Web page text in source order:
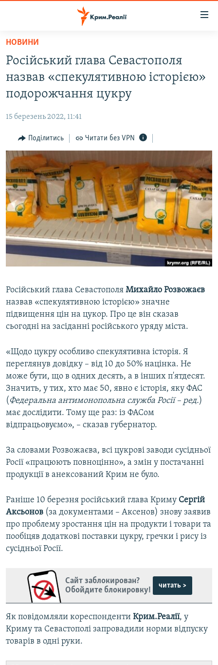
Перейти
основного
матеріалу
до
основної
навігації
Перейти
до
пошуку
БЛОГИ
ПОГЛЯД
ІНТЕРВ'Ю
ВСЕ ЗА ДЕНЬ
СПЕЦПРОЕКТИ
ДЕПОРТАЦІЯ
ВІДЕОУРОКИ «ELIFBE»
СВІДЧЕННЯ ОКУПАЦІЇ
УКРАЇНСЬКА ПРОБЛЕМА КРИМУ
ЯК ОБІЙТИ БЛОКУВАННЯ
Русский
Qırımtatar
Усі сайти RFE/RL
НОВИНИ
Російський глава Севастополя
назвав «спекулятивною історією»
подорожчання цукру
15 березень 2022, 11:41
Поділитись Читати без VPN
Російський глава Севастополя Михайло Розвожаєв
назвав «спекулятивною історією» значне
підвищення цін на цукор. Про це він сказав
сьогодні на засіданні російського уряду міста.
«Щодо цукру особливо спекулятивна історія. Я
переглянув довідку – від 10 до 50% націнка. Не
може бути, що в одних десять, а в інших п'ятдесят.
Значить, у тих, хто має 50, явно є історія, яку ФАС
( Федеральна антимонопольна служба Росії – ред.)
має дослідити. Тому ще раз: із ФАСом
відпрацьовуємо», – сказав губернатор.
За словами Розвожаєва, всі цукрові заводи сусідньої
Росії «працюють повноцінно», а змін у постачанні
продукції в анексований Крим не було.
Раніше 10 березня російський глава Криму Сергій
Аксьонов (за документами – Аксенов) знову заявив
про проблему зростання цін на продукти і товари та
пообіцяв додаткові поставки цукру, гречки і рису із
сусідньої Росії.
Сайт заблокирован?
Обойдите блокировку!
читать >
Як повідомляли кореспонденти Крим.Реалії, у
Криму та Севастополі запровадили норми відпуску
товарів в одні руки.